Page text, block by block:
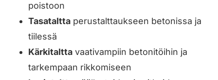
poistoon
Tasatalttaperustalttaukseen betonissa ja
tiilessä
Kärkitalttavaativampiin betonitöihin ja
tarkempaan rikkomiseen